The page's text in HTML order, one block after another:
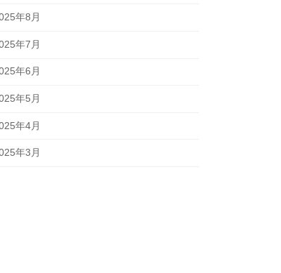
年8月
年7月
年6月
年5月
年4月
年3月